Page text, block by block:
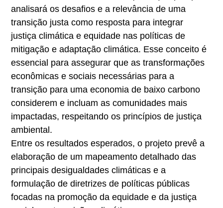
analisará os desafios e a relevância de uma
transição justa como resposta para integrar
justiça climática e equidade nas políticas de
mitigação e adaptação climática. Esse conceito é
essencial para assegurar que as transformações
econômicas e sociais necessárias para a
transição para uma economia de baixo carbono
considerem e incluam as comunidades mais
impactadas, respeitando os princípios de justiça
ambiental.
Entre os resultados esperados, o projeto prevê a
elaboração de um mapeamento detalhado das
principais desigualdades climáticas e a
formulação de diretrizes de políticas públicas
focadas na promoção da equidade e da justiça